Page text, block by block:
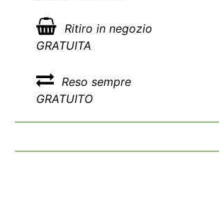
Ritiro in negozio
GRATUITA
Reso sempre
GRATUITO